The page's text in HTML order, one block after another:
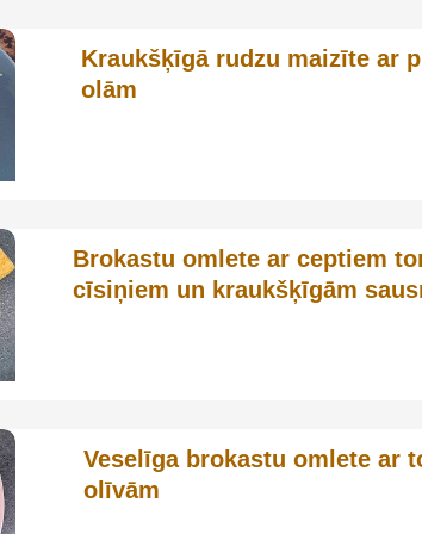
Kraukšķīgā rudzu maizīte ar
olām
Brokastu omlete ar ceptiem
cīsiņiem un kraukšķīgām
Veselīga brokastu omlete ar
olīvām